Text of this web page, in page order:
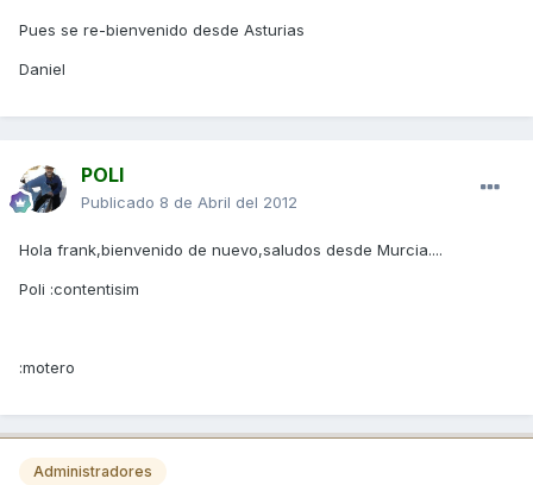
Pues se re-bienvenido desde Asturias
Daniel
POLI
Publicado 8 de Abril del 2012
Hola frank,bienvenido de nuevo,saludos desde Murcia....
Poli :contentisim
:motero
Administradores